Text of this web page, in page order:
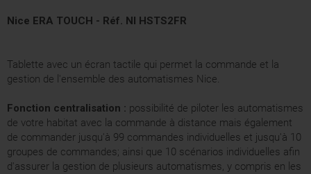
Nice ERA TOUCH - Réf. NI HSTS2FR
Tablette avec un écran tactile qui permet la commande et la
gestion de l'ensemble des automatismes Nice.
Fonction centralisation : possibilité de piloter les automatismes
de votre habitat avec la commande à distance mais également
de commander jusqu'à 99 commandes individuelles et jusqu'à 10
groupes de commandes; ainsi que 10 scénarios individuelles afin
d'assurer la gestion de plusieurs automatismes, y compris en les